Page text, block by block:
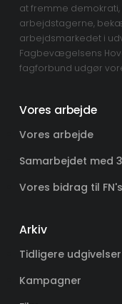
at fremme
arbejdstagerne,
arbejdsmarkedet i
Fagbevægelsens
fagforbund udgør
Vores arbejde
Vores arbejde
Samarbejdet med
Vores bidrag til
Arkiv
Tidligere udgivelser
Kampagner